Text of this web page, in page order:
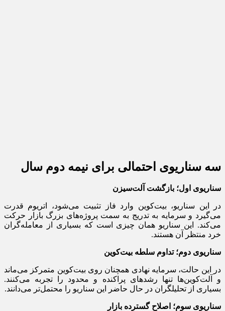
سه سناریوی احتمالی برای نیمه دوم سال
سناریوی اول؛ بازگشت آلت‌سیزن
در این سناریو، بیت‌کوین وارد فاز تثبیت می‌شود، اتریوم قدرت
می‌گیرد و سرمایه به تدریج به سمت پروژه‌های بزرگ بازار حرکت
می‌کند. این سناریو همان چیزی است که بسیاری از معامله‌گران
خرد منتظر آن هستند.
سناریوی دوم؛ تداوم سلطه بیت‌کوین
در این حالت، سرمایه نهادی همچنان روی بیت‌کوین متمرکز می‌ماند
و آلت‌کوین‌ها تنها رشدهای پراکنده و محدود را تجربه می‌کنند.
بسیاری از تحلیلگران در حال حاضر این سناریو را محتمل‌تر می‌دانند.
سناریوی سوم؛ اصلاح گسترده بازار